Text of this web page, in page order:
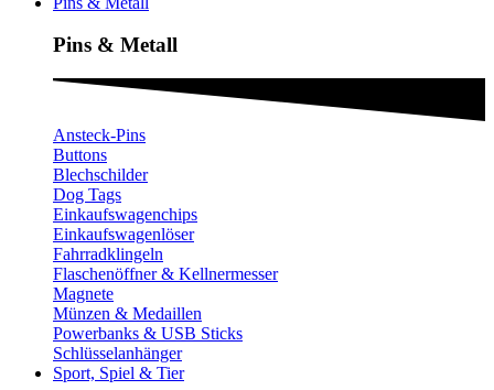
Pins & Metall​
Ansteck-Pins
Buttons
Blechschilder
Dog Tags
Einkaufswagenchips
Einkaufswagenlöser
Fahrradklingeln
Flaschenöffner & Kellnermesser
Magnete
Münzen & Medaillen
Powerbanks & USB Sticks
Schlüsselanhänger
Sport, Spiel & Tier